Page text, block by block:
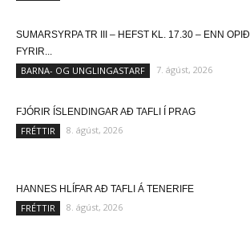
SUMARSYRPA TR III – HEFST KL. 17.30 – ENN OPIÐ
FYRIR...
BARNA- OG UNGLINGASTARF 7. ágúst, 2026
FJÓRIR ÍSLENDINGAR AÐ TAFLI Í PRAG
FRÉTTIR 8. ágúst, 2026
HANNES HLÍFAR AÐ TAFLI Á TENERIFE
FRÉTTIR 8. ágúst, 2026